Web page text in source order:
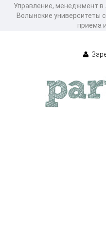
Управление, менеджмент в
Волынские университеты
приема